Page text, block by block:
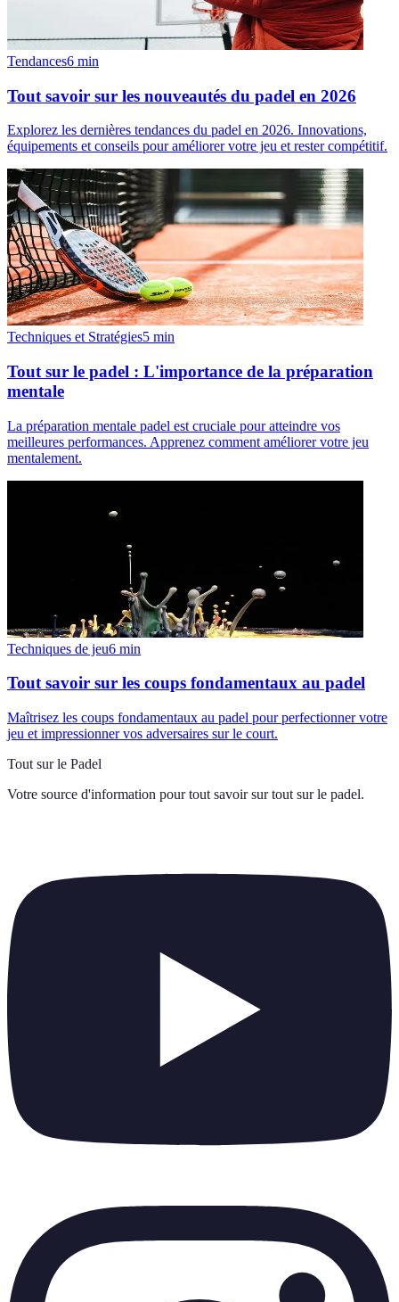
Tendances6 min
Tout savoir sur les nouveautés du padel en 2026
Explorez les dernières tendances du padel en 2026. Innovations,
équipements et conseils pour améliorer votre jeu et rester compétitif.
Techniques et Stratégies5 min
Tout sur le padel : L'importance de la préparation
mentale
La préparation mentale padel est cruciale pour atteindre vos
meilleures performances. Apprenez comment améliorer votre jeu
mentalement.
Techniques de jeu6 min
Tout savoir sur les coups fondamentaux au padel
Maîtrisez les coups fondamentaux au padel pour perfectionner votre
jeu et impressionner vos adversaires sur le court.
Tout sur le Padel
Votre source d'information pour tout savoir sur tout sur le padel.